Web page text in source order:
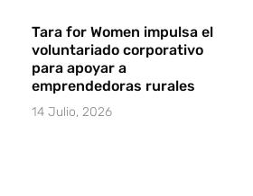
Tara for Women impulsa el
voluntariado corporativo
para apoyar a
emprendedoras rurales
14 Julio, 2026